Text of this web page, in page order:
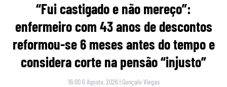
“Fui castigado e não mereço”:
enfermeiro com 43 anos de descontos
reformou-se 6 meses antes do tempo e
considera corte na pensão “injusto”
16:00 6 Agosto, 2026 | Gonçalo Viegas